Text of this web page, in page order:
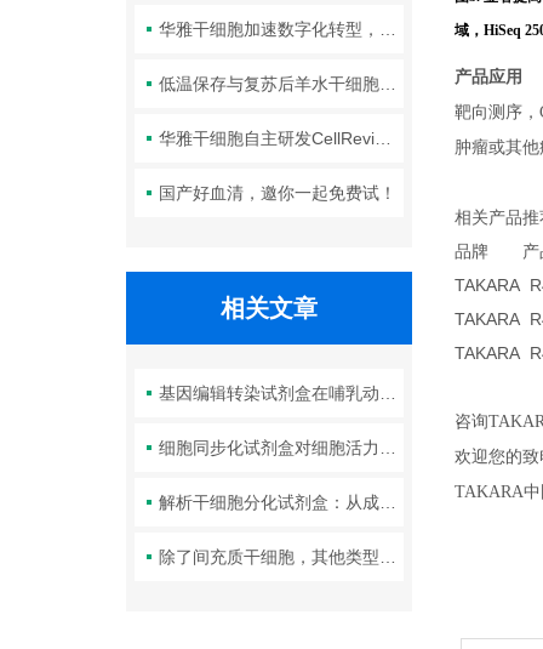
国产好血清，邀你一起免费试！
相关文章
域，HiSeq
产品应用
靶向测序，
肿瘤或其
相关产品推
品牌
咨询
欢迎您
TAKARA